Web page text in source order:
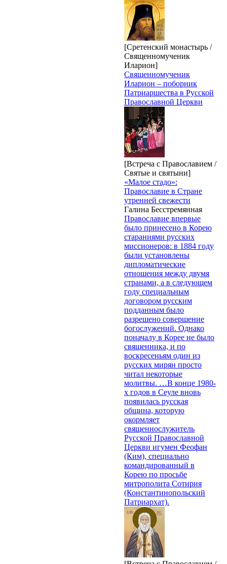
[Сретенский монастырь /
Священномученик
Иларион]
Священномученик
Иларион – поборник
Патриаршества в Русской
Православной Церкви
[Встреча с Православием /
Святые и святыни]
«Малое стадо»:
Православие в Стране
утренней свежести
Галина Бесстремянная
Православие впервые
было принесено в Корею
стараниями русских
миссионеров: в 1884 году
были установлены
дипломатические
отношения между двумя
странами, а в следующем
году специальным
договором русским
подданным было
разрешено совершение
богослужений. Однако
поначалу в Корее не было
священника, и по
воскресеньям один из
русских мирян просто
читал некоторые
молитвы. …В конце 1980-
х годов в Сеуле вновь
появилась русская
община, которую
окормляет
священнослужитель
Русской Православной
Церкви игумен Феофан
(Ким), специально
командированный в
Корею по просьбе
митрополита Сотирия
(Константинопольский
Патриархат).